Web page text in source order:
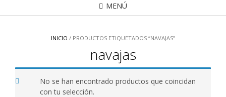
MENÚ
INICIO / PRODUCTOS ETIQUETADOS “NAVAJAS”
navajas
No se han encontrado productos que coincidan
con tu selección.